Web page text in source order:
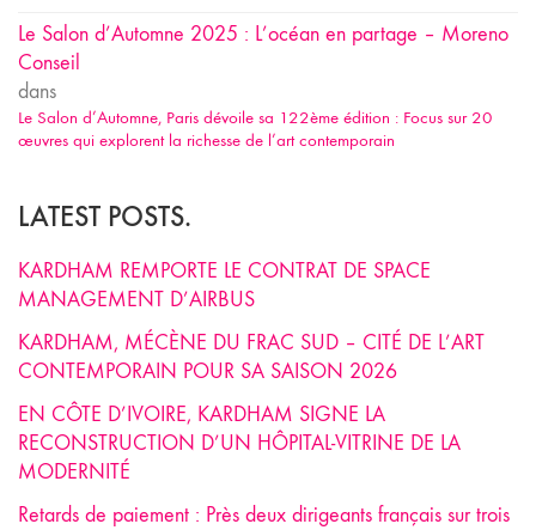
Le Salon d’Automne 2025 : L’océan en partage – Moreno
Conseil
dans
Le Salon d’Automne, Paris dévoile sa 122ème édition : Focus sur 20
œuvres qui explorent la richesse de l’art contemporain
LATEST POSTS.
KARDHAM REMPORTE LE CONTRAT DE SPACE
MANAGEMENT D’AIRBUS
KARDHAM, MÉCÈNE DU FRAC SUD – CITÉ DE L’ART
CONTEMPORAIN POUR SA SAISON 2026
EN CÔTE D’IVOIRE, KARDHAM SIGNE LA
RECONSTRUCTION D’UN HÔPITAL-VITRINE DE LA
MODERNITÉ
Retards de paiement : Près deux dirigeants français sur trois